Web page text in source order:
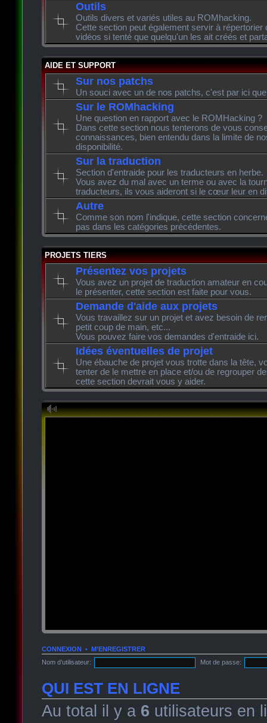
Outils
Outils divers et variés utiles au ROMhacking.
Cette section peut également servir à
vidéos si tenté que quelqu'un les ait créés et
AIDE ET SUPPORT
Sur nos patchs
Un souci avec un de nos patchs, c'est par ici
Sur le ROMhacking
Une question en rapport avec le ROMHacking ?
Dans cette section nous tenterons de vous
connaissances, bien entendu dans la limite de
disponibilité.
Sur la traduction
Section d'entraide pour les traducteurs en herbe.
Vous avez du mal avec un terme ou avec la
traducteurs, ils vous aideront si le cœur leur en
Autre
Comme son nom l'indique, cette section
pas dans les catégories précédentes.
PROJETS TIERS
Présentez vos projets
Vous avez un projet de traduction amateur en
le présenter, cette section est faite pour vous.
Demande d'aide aux projets
Vous travaillez sur un projet et avez besoin de
petit coup de main, etc...
Vous pouvez faire vos demandes d'entraide ici.
Idées éventuelles de projet
Une ébauche de projet vous trotte dans la tête,
tenter de le mettre en place et/ou de regrouper
cette section devrait vous y aider.
CONNEXION • M’ENREGISTRER
Nom d’utilisateur:
Mot de passe:
QUI EST EN LIGNE
Au total il y a 6 utilisateurs en